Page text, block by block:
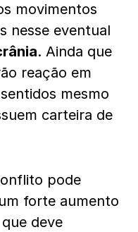
movimentos
nesse eventual
. Ainda que
reação em
mesmo
carteira de
pode
forte aumento
deve